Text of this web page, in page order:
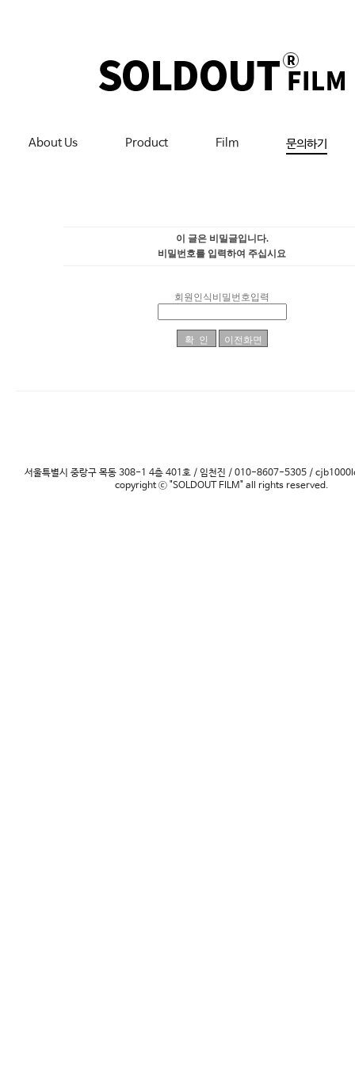
About Us Product Film 문의하기
이 글은 비밀글입니다.
비밀번호를 입력하여 주십시요
회원인식비밀번호입력
서울특별시 중랑구 목동 308-1 4층 401호 / 임천진 / 010-8607-5305 /
copyright ⓒ "SOLDOUT FILM" all rights reserved.